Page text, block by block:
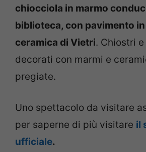
chiocciola in marmo
biblioteca, con pavimento
ceramica di Vietri. Chiostri
decorati con marmi e
pregiate.
Uno spettacolo da visitare
per saperne di più visitare il
ufficiale.